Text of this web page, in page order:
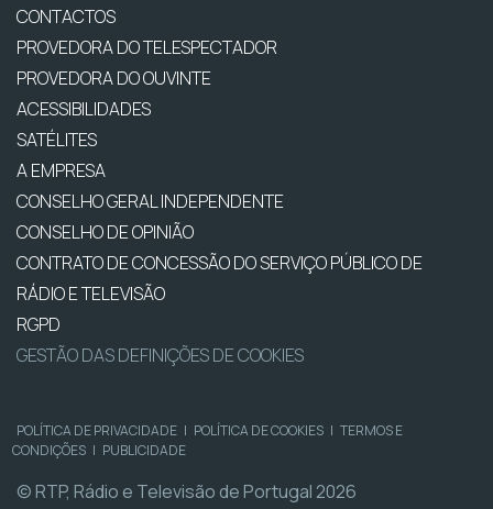
CONTACTOS
PROVEDORA DO TELESPECTADOR
PROVEDORA DO OUVINTE
ACESSIBILIDADES
SATÉLITES
A EMPRESA
CONSELHO GERAL INDEPENDENTE
CONSELHO DE OPINIÃO
CONTRATO DE CONCESSÃO DO SERVIÇO PÚBLICO DE
RÁDIO E TELEVISÃO
RGPD
GESTÃO DAS DEFINIÇÕES DE COOKIES
POLÍTICA DE PRIVACIDADE | POLÍTICA DE COOKIES | TERMOS E
CONDIÇÕES | PUBLICIDADE
© RTP, Rádio e Televisão de Portugal 2026